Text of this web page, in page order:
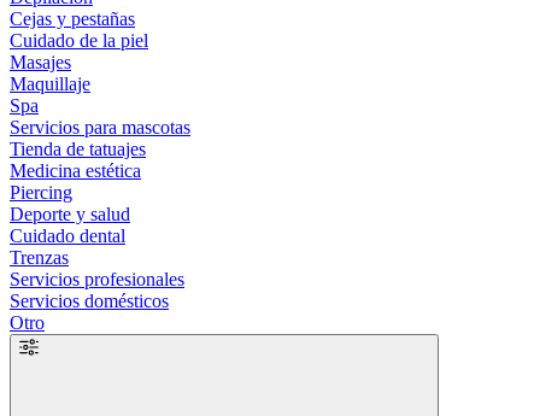
Cejas y pestañas
Cuidado de la piel
Masajes
Maquillaje
Spa
Servicios para mascotas
Tienda de tatuajes
Medicina estética
Piercing
Deporte y salud
Cuidado dental
Trenzas
Servicios profesionales
Servicios domésticos
Otro